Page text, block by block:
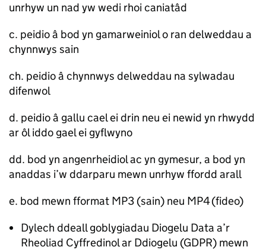
unrhyw un nad yw wedi rhoi caniatâd
c. peidio â bod yn gamarweiniol o ran delweddau a
chynnwys sain
ch. peidio â chynnwys delweddau na sylwadau
difenwol
d. peidio â gallu cael ei drin neu ei newid yn rhwydd
ar ôl iddo gael ei gyflwyno
dd. bod yn angenrheidiol ac yn gymesur, a bod yn
anaddas i’w ddarparu mewn unrhyw ffordd arall
e. bod mewn fformat MP3 (sain) neu MP4 (fideo)
Dylech ddeall goblygiadau Diogelu Data a’r
Rheoliad Cyffredinol ar Ddiogelu (GDPR) mewn